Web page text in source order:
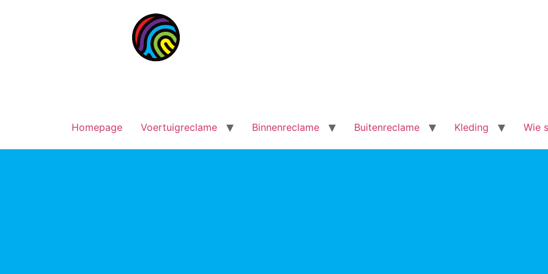
Homepage Voertuigreclame Binnenreclame Buitenreclame Kleding Wie